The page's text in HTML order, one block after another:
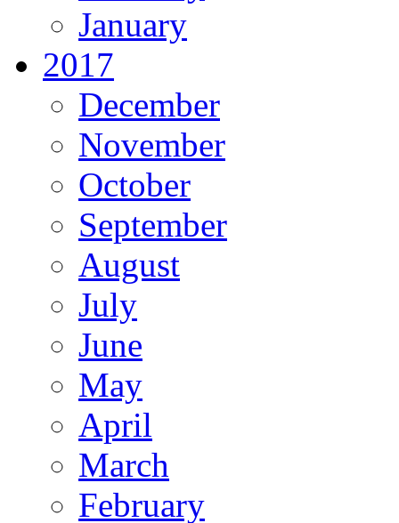
January
2017
December
November
October
September
August
July
June
May
April
March
February